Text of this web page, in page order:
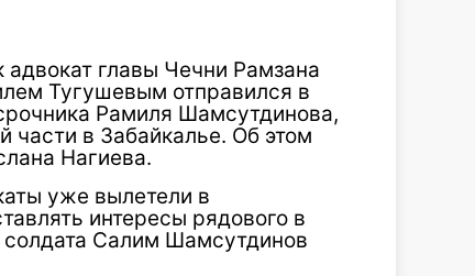
главы Чечни Рамзана
Тугушевым отправился в
Рамиля Шамсутдинова,
части в Забайкалье. Об этом
Нагиева.
уже вылетели в
интересы рядового в
Салим Шамсутдинов